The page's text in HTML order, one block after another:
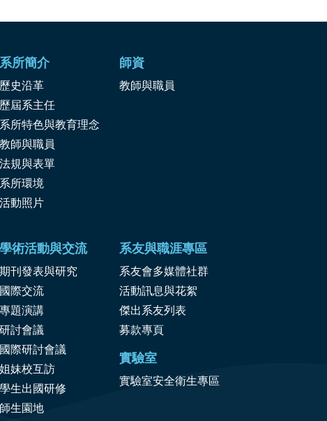
系所簡介
歷史沿革
歷屆系主任
系所特色與教育理念
教師與職員
法規與表單
系所環境
活動照片
師資
教師與職員
學術活動與交流
期刊發表與研究
國際交流
專題演講
研討會議
國際研討會議
姐妹校互訪
學生出國研修
師生園地
系友與職涯專區
系友會多媒體社群
活動訊息與花絮
傑出系友列表
募款專頁
實驗室
實驗室安全衛生專區